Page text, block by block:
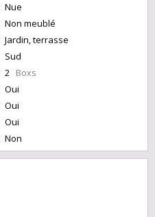
Nue
Non meublé
Jardin, terrasse
Sud
2 Boxs
Oui
Oui
Oui
Non